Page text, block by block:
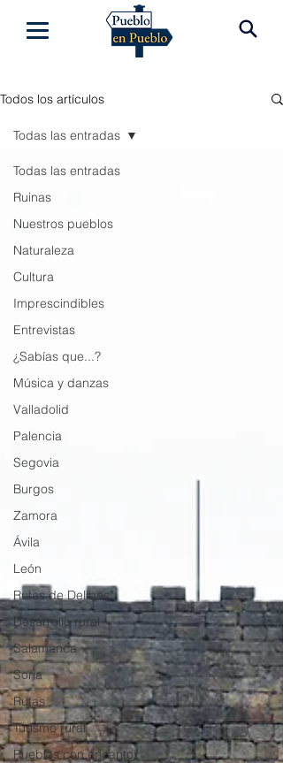
Todos los artículos
Todas las entradas
Ruinas
Nuestros pueblos
Naturaleza
Cultura
Imprescindibles
Entrevistas
¿Sabías que...?
Música y danzas
Valladolid
Palencia
Segovia
Burgos
Zamora
Ávila
León
Rutas de Delibes
Desarrollo rural
Salamanca
Soria
Rutas
Turismo rural
Pueblos con encanto
Todas las entradas